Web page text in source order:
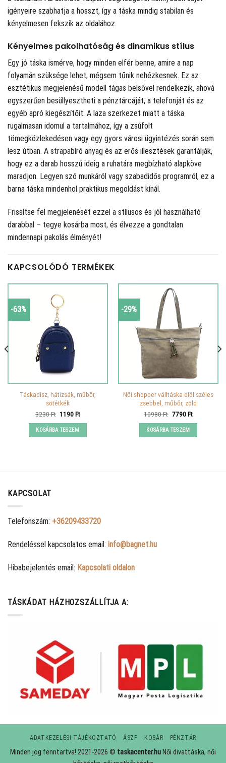
igényeire szabhatja a hosszt, így a táska mindig stabilan és
kényelmesen fekszik az oldalához.
Kényelmes pakolhatóság és dinamikus stílus
Egy jó táska ismérve, hogy minden elfér benne, amire a nap
folyamán szüksége lehet, mégsem tűnik nehézkesnek. Ez az
esztétikus megjelenésű modell tágas belsővel rendelkezik, ahová
egyszerűen besüllyesztheti a pénztárcáját, a telefonját és az
egyéb apró kiegészítőit. A laza szerkezet miatt a táska
rugalmasan idomul a tartalmához, így a zsúfolt
tömegközlekedésen vagy egy gyors városi ügyintézés során sem
lesz útban. A strapabíró anyag és az erős illesztések garantálják,
hogy ez a darab hosszú ideig a ruhatára megbízható alapköve
maradjon. Legyen szó munkáról vagy szabadidős programról, ez a
barna táska mindenhol praktikus megoldást kínál.
Frissítse fel megjelenését ezzel a stílusos és jól használható
darabbal – tegye kosárba most, és élvezze a gondtalan
mindennapi pakolás élményét!
KAPCSOLÓDÓ TERMÉKEK
-63%
Táskadísz, hátizsák, műbőr,
sötétkék
3230Ft Original
was:
3230 Ft.
1190FtCurrent
KOSÁRBA TESZEM
-29%
Női shopper válltáska elöl széles
zsebbel, műbőr, zöld
10980Ft Original
was:
10980 Ft.
7790FtCurrent
KOSÁRBA TESZEM
KAPCSOLAT
Telefonszám: +36209433720
Rendeléssel kapcsolatos email: info@bagnet.hu
Hibabejelentés email: Kapcsolati oldalon
TÁSKÁDAT HÁZHOZSZÁLLÍTJA A:
ADATKEZELÉSI TÁJÉKOZTATÓ ÁSZF KOSÁR PÉNZTÁR
Minden jog fenntartva! 2021-2026 © taskacenter.hu Női divattáska, női